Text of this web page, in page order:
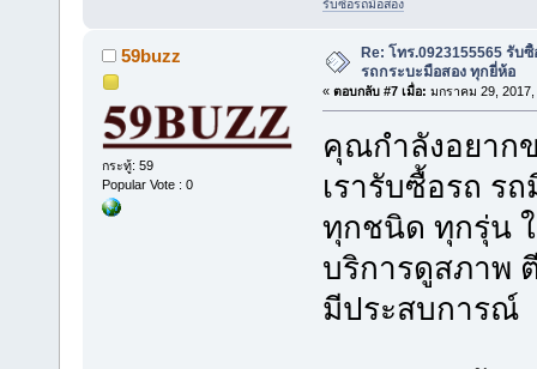
รับซื้อรถมือสอง
59buzz
กระทู้: 59
Popular Vote : 0
Re: โทร.0923155565 รับ
รถกระบะมือสอง ทุกยี่ห้อ
« ตอบกลับ #7 เมื่อ: มกราคม 29, 2017,
คุณกำลังอยาก
เรารับซื้อรถ ร
ทุกชนิด ทุกรุ่น
บริการดูสภาพ
มีประสบการณ์